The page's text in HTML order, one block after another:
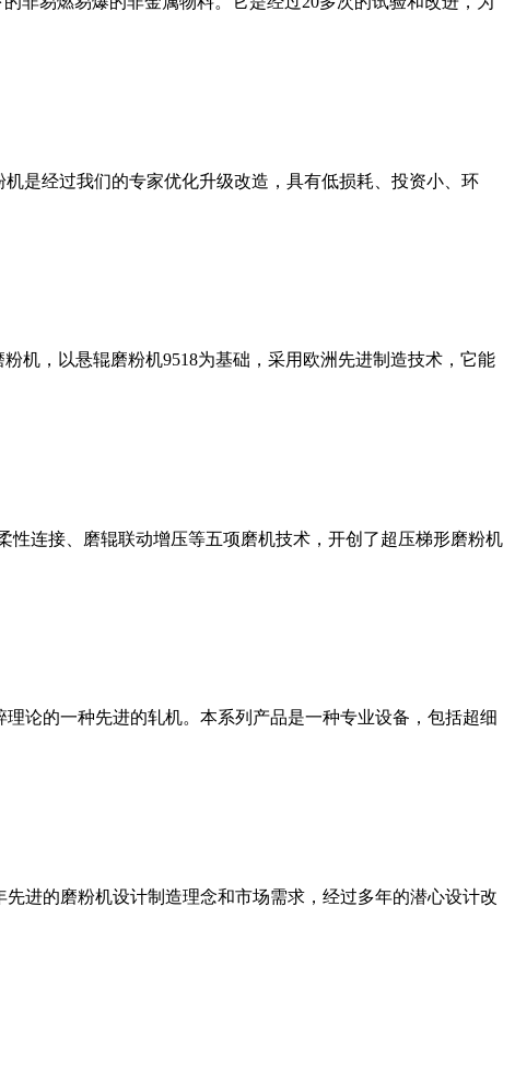
是经过我们的专家优化升级改造，具有低损耗、投资小、环
机，以悬辊磨粉机9518为基础，采用欧洲先进制造技术，它能
连接、磨辊联动增压等五项磨机技术，开创了超压梯形磨粉机
论的一种先进的轧机。本系列产品是一种专业设备，包括超细
进的磨粉机设计制造理念和市场需求，经过多年的潜心设计改